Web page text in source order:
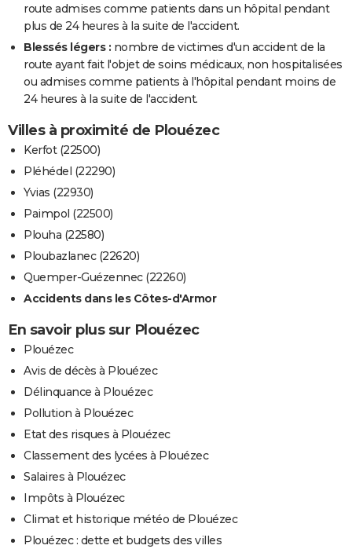
route admises comme patients dans un hôpital pendant
plus de 24 heures à la suite de l'accident.
Blessés légers : nombre de victimes d'un accident de la
route ayant fait l'objet de soins médicaux, non hospitalisées
ou admises comme patients à l'hôpital pendant moins de
24 heures à la suite de l'accident.
Villes à proximité de Plouézec
Kerfot (22500)
Pléhédel (22290)
Yvias (22930)
Paimpol (22500)
Plouha (22580)
Ploubazlanec (22620)
Quemper-Guézennec (22260)
Accidents dans les Côtes-d'Armor
En savoir plus sur Plouézec
Plouézec
Avis de décès à Plouézec
Délinquance à Plouézec
Pollution à Plouézec
Etat des risques à Plouézec
Classement des lycées à Plouézec
Salaires à Plouézec
Impôts à Plouézec
Climat et historique météo de Plouézec
Plouézec : dette et budgets des villes